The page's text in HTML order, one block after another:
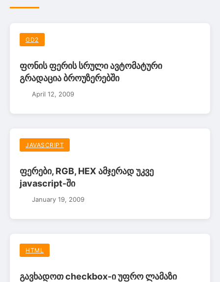
GD2
ფონის ფერის სრული ავტომატური
გრადაცია ბროუზერებში
April 12, 2009
JAVASCRIPT
ფერები, RGB, HEX ამჯერად უკვე
javascript-ში
January 19, 2009
HTML
გავხადოთ checkbox-ი უფრო ლამაზი